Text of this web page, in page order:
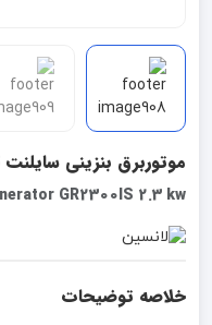
موتوربرق بنزینی سایلنت GR2300iS لانسین 2.3kw
GR2300IS 2.3 kw
خلاصه توضیحات